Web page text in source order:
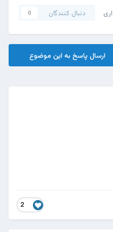
دنبال کنندگان 0
ارسال پاسخ به این موضوع
2